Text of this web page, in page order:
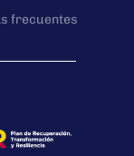
frecuentes